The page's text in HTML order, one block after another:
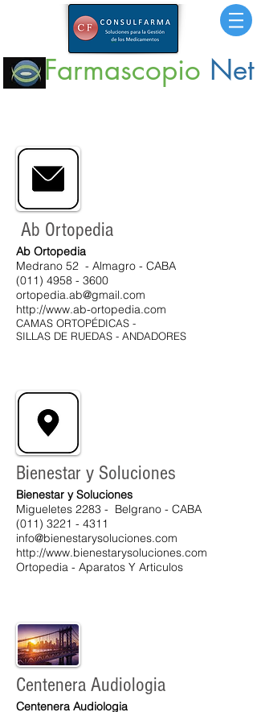
Farmascopio Net
Ab Ortopedia
Ab Ortopedia
Medrano 52 - Almagro - CABA
(011) 4958 - 3600
ortopedia.ab@gmail.com
http://www.ab-ortopedia.com
CAMAS ORTOPÉDICAS -
SILLAS DE RUEDAS - ANDADORES
Bienestar y Soluciones
Bienestar y Soluciones
Migueletes 2283 - Belgrano - CABA
(011) 3221 - 4311
info@bienestarysoluciones.com
http://www.bienestarysoluciones.com
Ortopedia - Aparatos Y Articulos
Centenera Audiologia
Centenera Audiologia